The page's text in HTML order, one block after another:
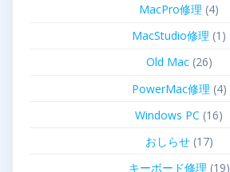
MacPro修理 (4)
MacStudio修理 (1)
Old Mac(26)
PowerMac修理 (4)
Windows PC (16)
おしらせ(17)
キーボード修理 (19)